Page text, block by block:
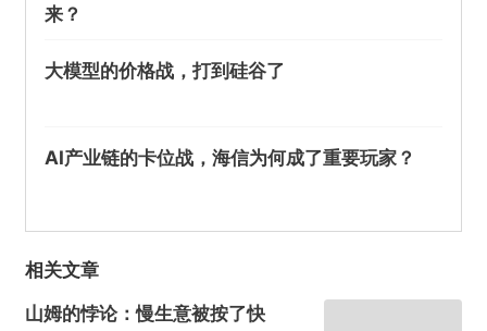
来？
大模型的价格战，打到硅谷了
AI产业链的卡位战，海信为何成了重要玩家？
相关文章
山姆的悖论：慢生意被按了快